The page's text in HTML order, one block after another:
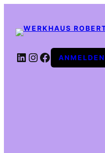
LINKEDIN
INSTAGRAM
FACEBOOK
ANMELDEN